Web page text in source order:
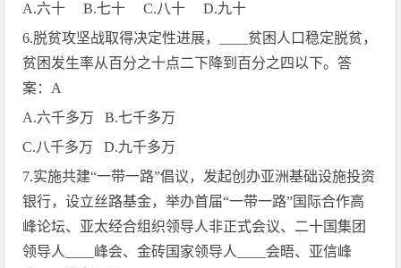
A.六十 B.七十 C.八十 D.九十
6.脱贫攻坚战取得决定性进展，
贫困人口稳定脱贫，
贫困发生率从百分之十点二下降到百分之四以下。答
案： A
A.六千多万 B.七千多万
C.八千多万 D.九千多万
7.实施共建“一带一路”倡议，发起创办亚洲基础设施投资
银行，设立丝路基金，举办首届“一带一路”国际合作高
峰论坛、亚太经合组织领导人非正式会议、二十国集团
领导人
峰会、金砖国家领导人
会晤、亚信峰